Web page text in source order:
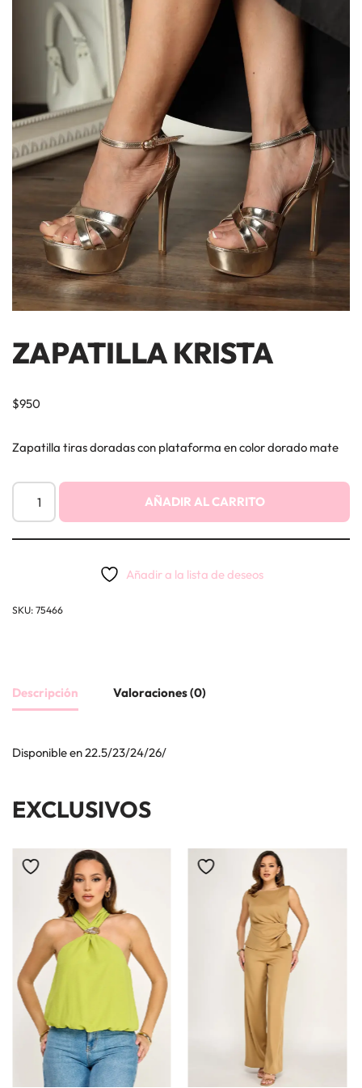
ZAPATILLA KRISTA
$950
Zapatilla tiras doradas con plataforma en color dorado mate
AÑADIR AL CARRITO
Añadir a la lista de deseos
SKU: 75466
Descripción Valoraciones (0)
Disponible en 22.5/23/24/26/
EXCLUSIVOS